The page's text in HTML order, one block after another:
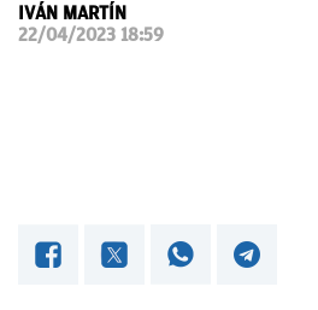
IVÁN MARTÍN
22/04/2023 18:59